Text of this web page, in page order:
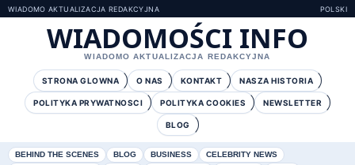
WIADOMO AKTUALIZACJA REDAKCYJNA POLSKI
WIADOMOŚCI INFO
WIADOMO AKTUALIZACJA REDAKCYJNA
STRONA GLOWNA O NAS KONTAKT NASZA HISTORIA
POLITYKA PRYWATNOSCI POLITYKA COOKIES NEWSLETTER
BLOG
BEHIND THE SCENES BLOG BUSINESS
CELEBRITY NEWS